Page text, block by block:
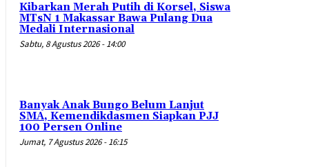
Kibarkan Merah Putih di Korsel, Siswa
MTsN 1 Makassar Bawa Pulang Dua
Medali Internasional
Sabtu, 8 Agustus 2026 - 14:00
Banyak Anak Bungo Belum Lanjut
SMA, Kemendikdasmen Siapkan PJJ
100 Persen Online
Jumat, 7 Agustus 2026 - 16:15